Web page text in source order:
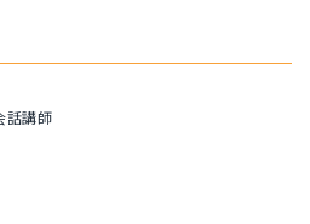
話講師